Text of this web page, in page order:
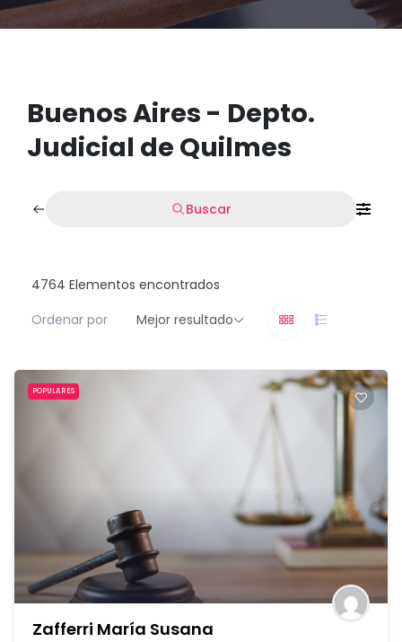
Buenos Aires - Depto.
Judicial de Quilmes
Buscar
4764 Elementos encontrados
Ordenar por
Mejor resultado
POPULARES
Zafferri María Susana